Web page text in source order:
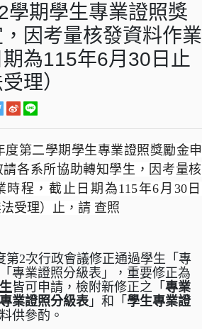
學期學生專業證照獎
因考量核發資料作業
為115年6月30日止
理）
度第二學期學生專業證照獎勵金申
請各系所協助轉知學生，因考量核
時程， 截止日期為115年6月30日
法受理）止，請 查照
第2次行政會議修正通過學生「專
專業證照分級表」，重要修正為
皆可申請，檢附新修正之「 專業
專業證照分級表 」和「 學生專業證
供參酌。